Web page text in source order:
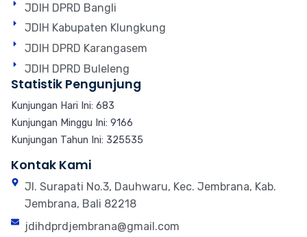
JDIH DPRD Bangli
JDIH Kabupaten Klungkung
JDIH DPRD Karangasem
JDIH DPRD Buleleng
Statistik Pengunjung
Kunjungan Hari Ini: 683
Kunjungan Minggu Ini: 9166
Kunjungan Tahun Ini: 325535
Kontak Kami
Jl. Surapati No.3, Dauhwaru, Kec. Jembrana, Kab.
Jembrana, Bali 82218
jdihdprdjembrana@gmail.com